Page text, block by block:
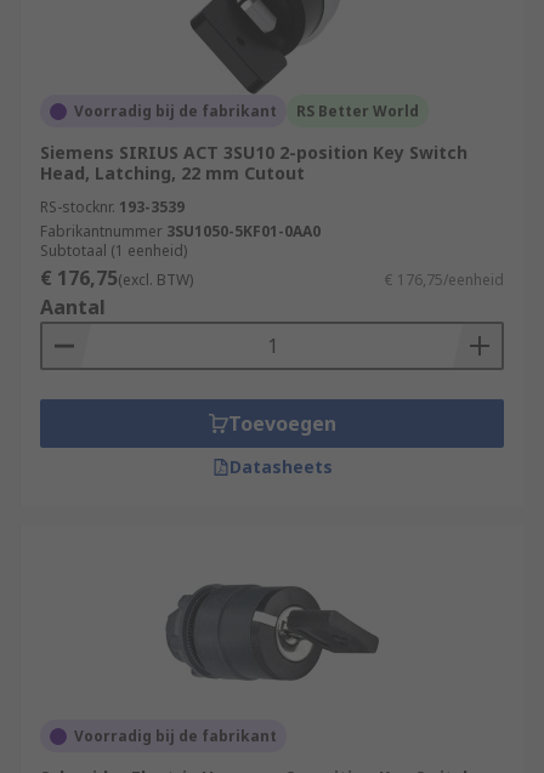
Voorradig bij de fabrikant RS Better World
Siemens SIRIUS ACT 3SU10 2-position Key Switch
Head, Latching, 22 mm Cutout
RS-stocknr. 193-3539
Fabrikantnummer 3SU1050-5KF01-0AA0
Subtotaal (1 eenheid)
€ 176,75(excl. BTW) € 176,75/eenheid
Aantal
Toevoegen
Datasheets
Voorradig bij de fabrikant